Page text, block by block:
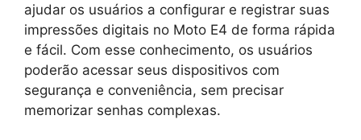
ajudar os usuários a configurar e registrar suas
impressões digitais no Moto E4 de forma rápida
e fácil. Com esse conhecimento, os usuários
poderão acessar seus dispositivos com
segurança e conveniência, sem precisar
memorizar senhas complexas.